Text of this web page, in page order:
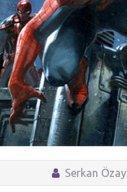
Serkan Özay